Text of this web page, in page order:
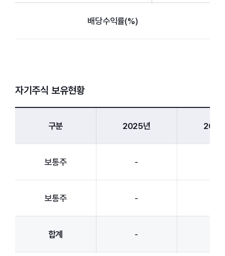
배당수익률(%)
자기주식 보유현황
구분 2025년
보통주 -
보통주 -
합계 -